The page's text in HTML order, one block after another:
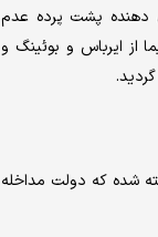
دهنده پشت پرده عدم
از ایرباس و بوئینگ و
شده که دولت مداخله